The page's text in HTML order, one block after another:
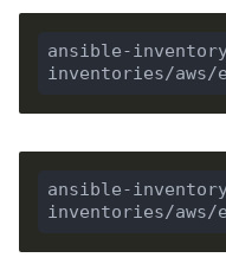
ansible-
inventories/aws/
ansible-
inventories/